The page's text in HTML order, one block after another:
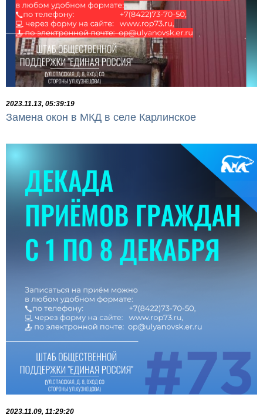
2023.11.13, 05:39:19
Замена окон в МКД в селе Карлинское
2023.11.09, 11:29:20